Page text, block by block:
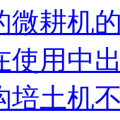
微耕机
使用中
培土机